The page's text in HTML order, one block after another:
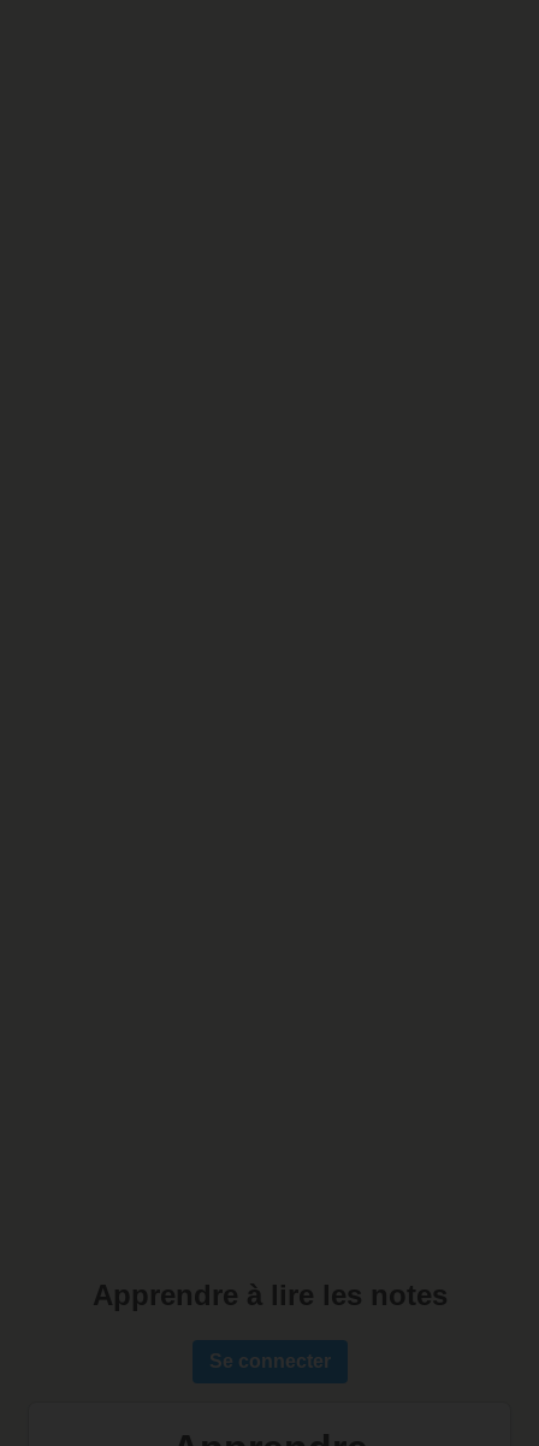
Apprendre à lire les notes
Se connecter